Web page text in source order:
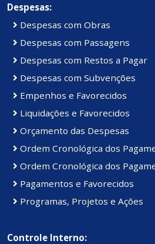
Despesas:
Despesas com Obras
Despesas com Passagens
Despesas com Restos a Pagar
Despesas com Subvenções
Empenhos e Favorecidos
Liquidações e Favorecidos
Orçamento das Despesas
Ordem Cronológica dos
Ordem Cronológica dos
Pagamentos e Favorecidos
Programas, Projetos e Ações
Controle Interno: